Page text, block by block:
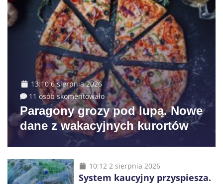
13:10 6 sierpnia 2026
11 osób skomentowało
Paragony grozy pod lupą. Nowe
dane z wakacyjnych kurortów
10:12 2 sierpnia 2026
System kaucyjny przyspiesza.